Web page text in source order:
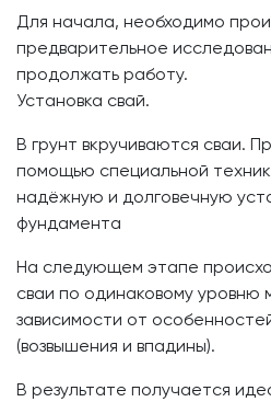
Для начала, необходимо
предварительное
продолжать работу.
Установка свай.
В грунт вкручиваются сваи.
помощью специальной
надёжную и долговечную
фундамента
На следующем этапе
сваи по одинаковому уровню
зависимости от
(возвышения и впадины).
В результате получается